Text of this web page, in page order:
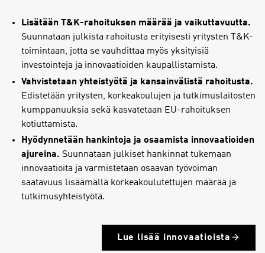
Lisätään T&K-rahoituksen määrää ja vaikuttavuutta.
Suunnataan julkista rahoitusta erityisesti yritysten T&K-
toimintaan, jotta se vauhdittaa myös yksityisiä
investointeja ja innovaatioiden kaupallistamista.
Vahvistetaan yhteistyötä ja kansainvälistä rahoitusta.
Edistetään yritysten, korkeakoulujen ja tutkimuslaitosten
kumppanuuksia sekä kasvatetaan EU-rahoituksen
kotiuttamista.
Hyödynnetään hankintoja ja osaamista innovaatioiden
ajureina. Suunnataan julkiset hankinnat tukemaan
innovaatioita ja varmistetaan osaavan työvoiman
saatavuus lisäämällä korkeakoulutettujen määrää ja
tutkimusyhteistyötä.
Lue lisää innovaatioista